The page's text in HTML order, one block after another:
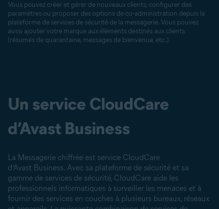
Vous pouvez créer et gérer de nouveaux clients, configurer des
paramètres ou proposer des options de co-administration depuis la
plateforme de services de sécurité de la messagerie. Vous pouvez
aussi ajouter votre marque aux éléments destinés aux clients
(résumés de quarantaine, messages de bienvenue, etc.).
Un service CloudCare
d’Avast Business
La Messagerie chiffrée est service CloudCare
d’Avast Business. Avec sa plateforme de sécurité et sa
gamme de services de sécurité, CloudCare aide les
professionnels informatiques à surveiller les menaces et à
fournir des services en couches à plusieurs bureaux, réseaux